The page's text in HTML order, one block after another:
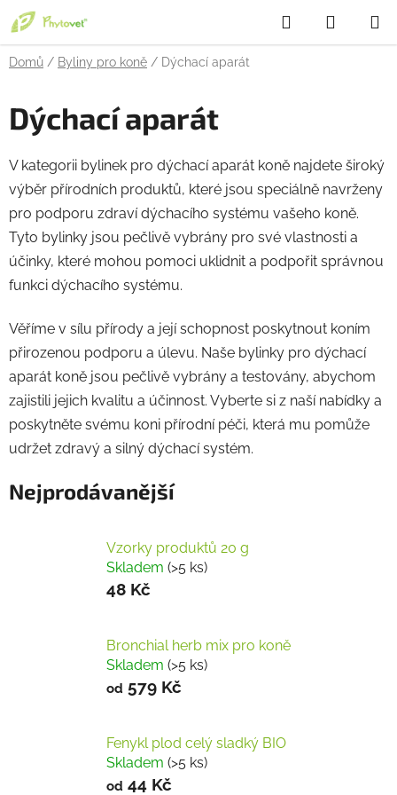
Přejít
na
obsah
Hledat
KOŠÍK
Domů / Byliny pro koně / Dýchací aparát
Dýchací aparát
V kategorii bylinek pro dýchací aparát koně najdete široký
výběr přírodních produktů, které jsou speciálně navrženy
pro podporu zdraví dýchacího systému vašeho koně.
Tyto bylinky jsou pečlivě vybrány pro své vlastnosti a
účinky, které mohou pomoci uklidnit a podpořit správnou
funkci dýchacího systému.
Věříme v sílu přírody a její schopnost poskytnout koním
přirozenou podporu a úlevu. Naše bylinky pro dýchací
aparát koně jsou pečlivě vybrány a testovány, abychom
zajistili jejich kvalitu a účinnost. Vyberte si z naší nabídky a
poskytněte svému koni přírodní péči, která mu pomůže
udržet zdravý a silný dýchací systém.
Nejprodávanější
Vzorky produktů 20 g
Skladem (>5 ks)
48 Kč
Bronchial herb mix pro koně
Skladem (>5 ks)
od 579 Kč
Fenykl plod celý sladký BIO
Skladem (>5 ks)
od 44 Kč